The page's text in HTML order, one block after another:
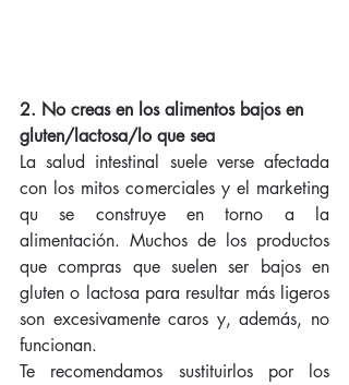
2. No creas en los alimentos bajos en
gluten/lactosa/lo que sea
La salud intestinal suele verse afectada
con los mitos comerciales y el marketing
qu se construye en torno a la
alimentación. Muchos de los productos
que compras que suelen ser bajos en
gluten o lactosa para resultar más ligeros
son excesivamente caros y, además, no
funcionan.
Te recomendamos sustituirlos por los